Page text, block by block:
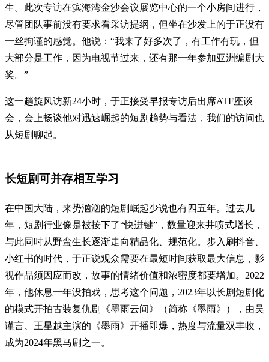
生。此次专访在滨海湾金沙会议展览中心的一个小房间进行，
尽管团队事前没有要求看采访提纲，但坐在沙发上的于正没有
一丝拘谨的感觉。他说：“我来了好多次了，有工作有玩，但
大部分是工作，因为电视节过来，还有那一年参加亚洲编剧大
奖。”
这一趟旋风访新24小时，于正接受早报专访后出席ATF座谈
会，会上畅谈他对迅速崛起的短剧趋势与看法，我们的访问也
从短剧聊起。
长短剧可并存相互学习
在中国大陆，来势汹汹的短剧崛起少说也有四五年。过去几
年，短剧行业像是被按下了“快进键”，数量迎来井喷式增长，
与此同时从野蛮生长逐渐走向精品化、规范化。步入刷抖音、
小红书的时代，于正说观众需要在最短时间获取最大信息，影
视作品须因应而改，故事的情绪价值和浓密度都要增加。2022
年，他休息一年没拍戏，思考这个问题，2023年以长剧短剧化
的模式开拍古装复仇剧《墨雨云间》（简称《墨雨》），由吴
谨言、王星越主演的《墨雨》开播即爆，热度与流量双丰收，
成为2024年黑马剧之一。